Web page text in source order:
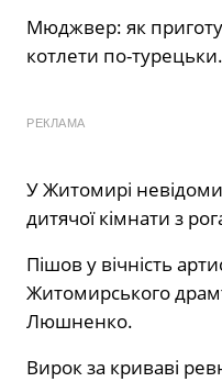
Мюджвер: як
котлети по-турецьки.
РЕКЛАМА
У Житомирі
дитячої кімнати з
Пішов у вічність
Житомирського
Люшненко.
Вирок за криваві